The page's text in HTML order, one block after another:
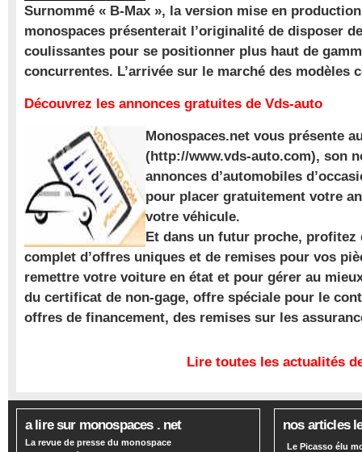
Surnommé « B-Max », la version mise en
monospaces présenterait l’originalité de disposer
coulissantes pour se positionner plus haut de
concurrentes. L’arrivée sur le marché des modèles
Découvrez les annonces gratuites de Vds-auto
Monospaces.net vous présente
(http://www.vds-auto.com), son
annonces d’automobiles
pour placer gratuitement votre
votre véhicule.
Et dans un futur proche, profitez
complet d’offres uniques et de remises pour vos
remettre votre voiture en état et pour gérer au
du certificat de non-gage, offre spéciale pour le
offres de financement, des remises sur les
Lire toutes les actualités
a lire sur monospaces . net
La revue de presse du monospace
nos articles
Le Picasso élu